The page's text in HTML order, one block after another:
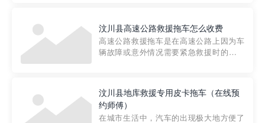
细解析一下市区事故救援拖车的收费标
准，以及在选用拖车服务时应注...
汶川县高速公路救援拖车怎么收费
高速公路救援拖车是在高速公路上因为车
辆故障或意外情况需要紧急救援时的必备
路救援拖车的收费标准是由当地交通管理
部门制定的。起步价通...
汶川县地库救援专用皮卡拖车（在线预
约师傅）
在城市生活中，汽车的出现极大地方便了